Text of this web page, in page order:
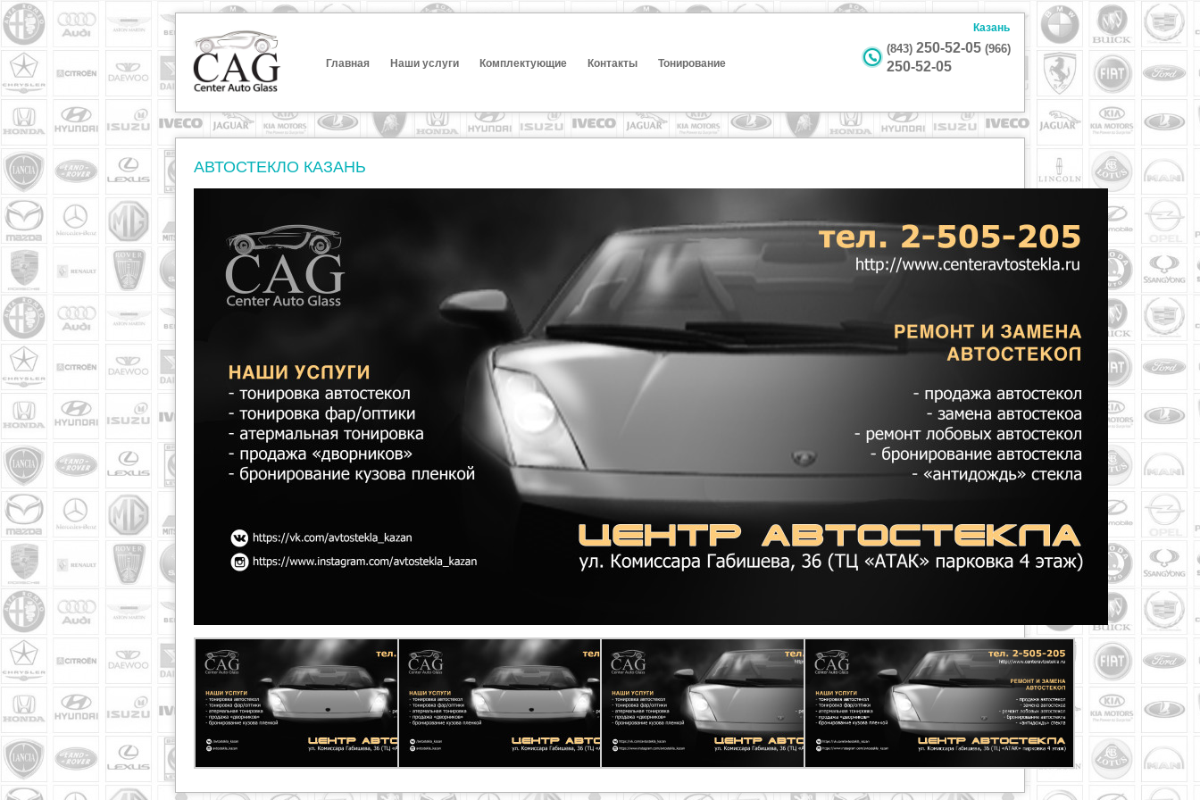
Главная Наши услуги Комплектующие Контакты Тонирование
Казань
(843) 250-52-05 (966)
250-52-05
АВТОСТЕКЛО КАЗАНЬ